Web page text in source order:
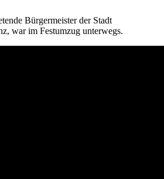
Bürgermeister der Stadt
war im Festumzug unterwegs.